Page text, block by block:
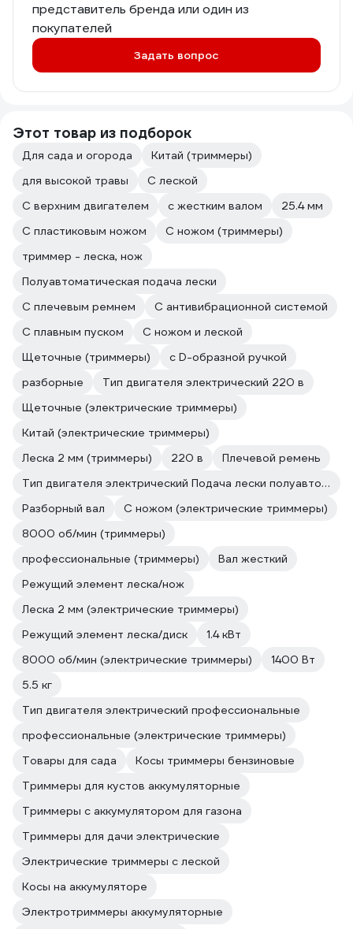
представитель бренда или один из
покупателей
Задать вопрос
Этот товар из подборок
Для сада и огорода
Китай (триммеры)
для высокой травы
С леской
С верхним двигателем
с жестким валом
25.4 мм
С пластиковым ножом
С ножом (триммеры)
триммер - леска, нож
Полуавтоматическая подача лески
С плечевым ремнем
С антивибрационной системой
С плавным пуском
С ножом и леской
Щеточные (триммеры)
с D-образной ручкой
разборные
Тип двигателя электрический 220 в
Щеточные (электрические триммеры)
Китай (электрические триммеры)
Леска 2 мм (триммеры)
220 в
Плечевой ремень
Тип двигателя электрический Подача лески полуавтоматическая
Разборный вал
С ножом (электрические триммеры)
8000 об/мин (триммеры)
профессиональные (триммеры)
Вал жесткий
Режущий элемент леска/нож
Леска 2 мм (электрические триммеры)
Режущий элемент леска/диск
1.4 кВт
8000 об/мин (электрические триммеры)
1400 Вт
5.5 кг
Тип двигателя электрический профессиональные
профессиональные (электрические триммеры)
Товары для сада
Косы триммеры бензиновые
Триммеры для кустов аккумуляторные
Триммеры с аккумулятором для газона
Триммеры для дачи электрические
Электрические триммеры с леской
Косы на аккумуляторе
Электротриммеры аккумуляторные